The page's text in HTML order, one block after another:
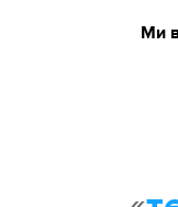
Ми